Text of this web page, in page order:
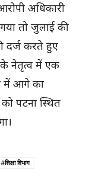
अधिकारी
गया तो जुलाई की
दर्ज करते हुए
के नेतृत्व में एक
में आगे का
पटना स्थित
#शिक्षा विभाग